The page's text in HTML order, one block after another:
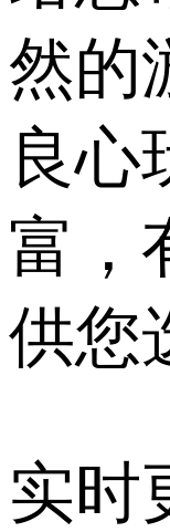
然的
良心
富，
供您
实时